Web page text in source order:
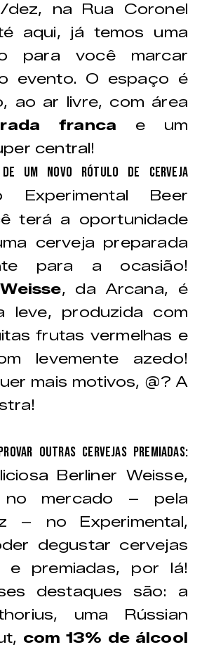
dez, na Rua Coronel
aqui, já temos uma
para você marcar
evento. O espaço é
ao ar livre, com área
franca e um
central!
de um novo rótulo de cerveja
Beer
terá a oportunidade
cerveja preparada
para a ocasião!
, da Arcana, é
leve, produzida com
frutas vermelhas e
levemente azedo!
mais motivos, @? A
outras cervejas premiadas:
Berliner Weisse,
no mercado – pela
– no Experimental,
degustar cervejas
e premiadas, por lá!
destaques são: a
uma Rússian
com 13% de álcool